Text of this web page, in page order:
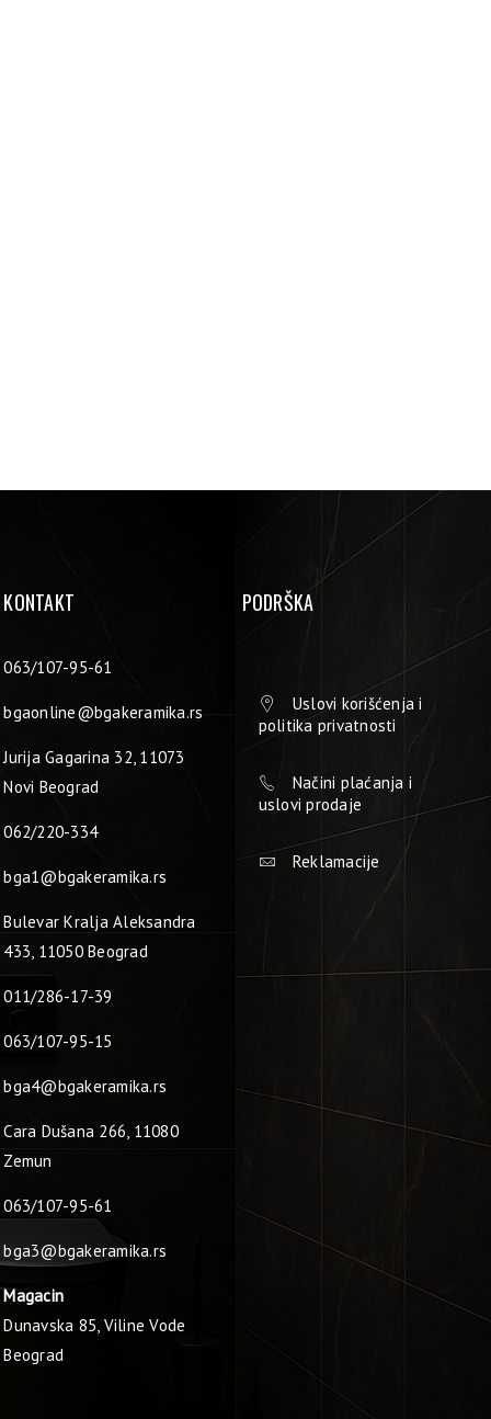
KONTAKT
063/107-95-61
bgaonline@bgakeramika.rs
Jurija Gagarina 32, 11073
Novi Beograd
062/220-334
bga1@bgakeramika.rs
Bulevar Kralja Aleksandra
433, 11050 Beograd
011/286-17-39
063/107-95-15
bga4@bgakeramika.rs
Cara Dušana 266, 11080
Zemun
063/107-95-61
bga3@bgakeramika.rs
Magacin
Dunavska 85, Viline Vode
Beograd
PODRŠKA
Uslovi korišćenja i
politika privatnosti
Načini plaćanja i
uslovi prodaje
Reklamacije